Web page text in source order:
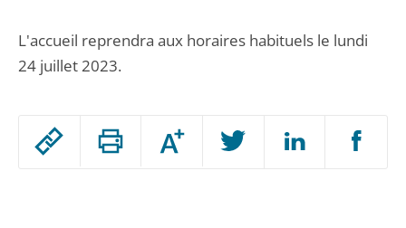
Passer
Augmenter
ou
L'accueil reprendra aux horaires habituels le lundi
24 juillet 2023.